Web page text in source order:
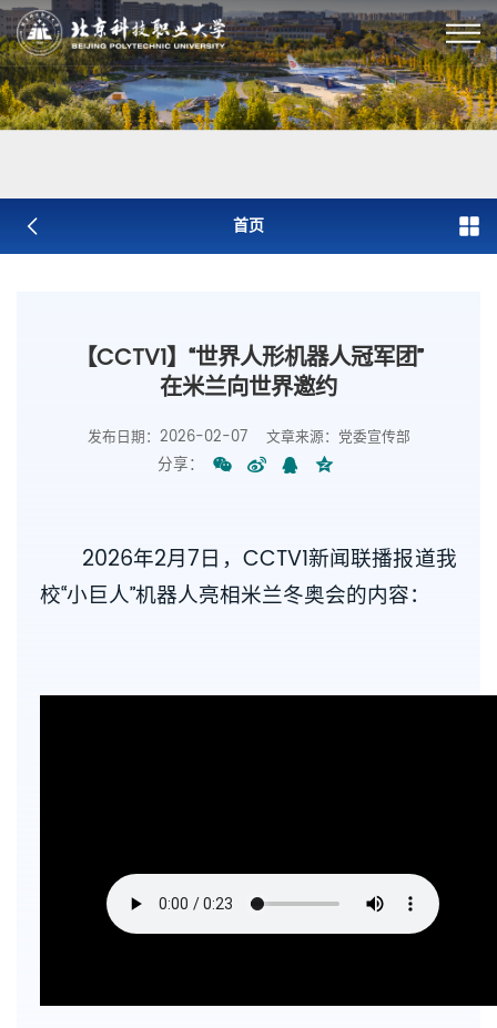
首页
【CCTV1】“世界人形机器人冠军团”
在米兰向世界邀约
发布日期：2026-02-07 文章来源：党委宣传部
分享：
2026年2月7日，CCTV1新闻联播报道我
校“小巨人”机器人亮相米兰冬奥会的内容：